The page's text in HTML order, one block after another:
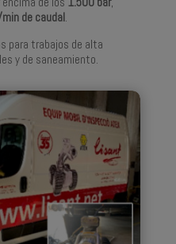
de caudal.
para trabajos de alta
y de saneamiento.